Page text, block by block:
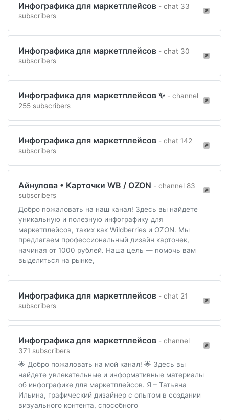
Инфографика для маркетплейсов - chat 33
subscribers
Инфографика для маркетплейсов - chat 30
subscribers
Инфографика для маркетплейсов ✨ - channel
255 subscribers
Инфографика для маркетплейсов - chat 142
subscribers
Айнулова • Карточки WB / OZON - channel 83
subscribers
Добро пожаловать на наш канал! Здесь вы найдете
уникальную и полезную инфографику для
маркетплейсов, таких как Wildberries и OZON. Мы
предлагаем профессиональный дизайн карточек,
начиная от 1000 рублей. Наша цель — помочь вам
выделиться на рынке,
Инфографика для маркетплейсов - chat 21
subscribers
Инфографика для маркетплейсов - channel
371 subscribers
🌟 Добро пожаловать на мой канал! 🌟 Здесь вы
найдете увлекательные и информативные материалы
об инфографике для маркетплейсов. Я – Татьяна
Ильина, графический дизайнер с опытом в создании
визуального контента, способного